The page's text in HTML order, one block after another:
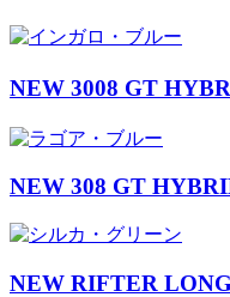
NEW 3008 GT
NEW 308 GT
NEW RIFTER